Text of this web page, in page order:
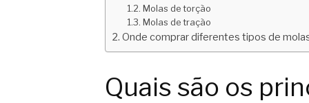
Molas de torção
Molas de tração
Onde comprar diferentes tipos de
Quais são os